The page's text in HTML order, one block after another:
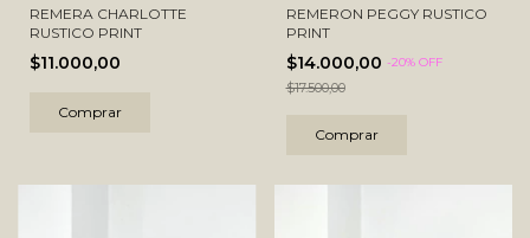
REMERA CHARLOTTE
RUSTICO PRINT
$11.000,00
Comprar
REMERON PEGGY RUSTICO
PRINT
$14.000,00 -20% OFF
$17.500,00
Comprar